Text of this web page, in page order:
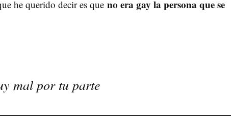
he querido decir es que no era gay la persona que se
mal por tu parte